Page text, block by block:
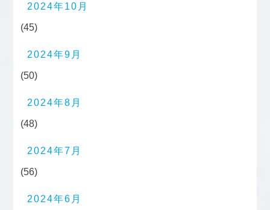
2024年10月
(45)
2024年9月
(50)
2024年8月
(48)
2024年7月
(56)
2024年6月